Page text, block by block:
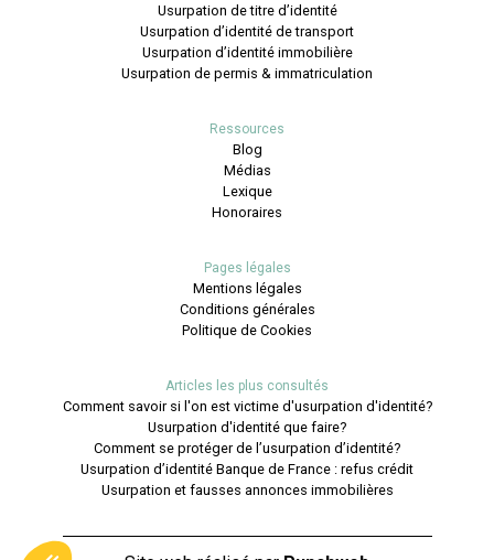
Usurpation de titre d’identité
Usurpation d’identité de transport
Usurpation d’identité immobilière
Usurpation de permis & immatriculation
Ressources
Blog
Médias
Lexique
Honoraires
Pages légales
Mentions légales
Conditions générales
Politique de Cookies
Articles les plus consultés
Comment savoir si l'on est victime d'usurpation d'identité?
Usurpation d'identité que faire?
Comment se protéger de l’usurpation d’identité?
Usurpation d’identité Banque de France : refus crédit
Usurpation et fausses annonces immobilières